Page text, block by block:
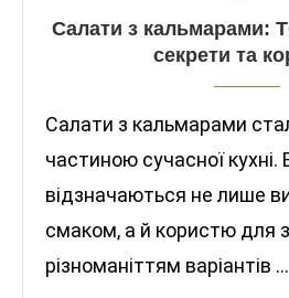
Салати з кальмарами:
секрети та
Салати з кальмарами
частиною сучасної кухні.
відзначаються не лише
смаком, а й користю для
різноманіттям варіантів …